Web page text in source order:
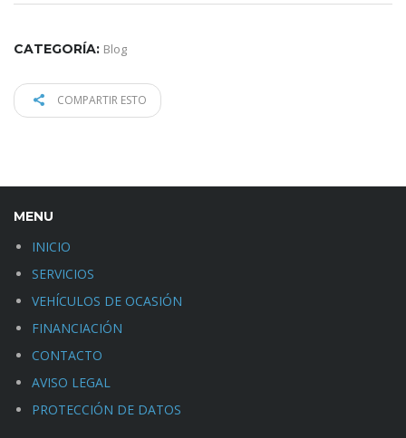
CATEGORÍA: Blog
COMPARTIR ESTO
MENU
INICIO
SERVICIOS
VEHÍCULOS DE OCASIÓN
FINANCIACIÓN
CONTACTO
AVISO LEGAL
PROTECCIÓN DE DATOS